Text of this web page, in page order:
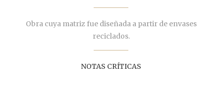
Obra cuya matriz fue diseñada a partir de envases
reciclados.
NOTAS CRÍTICAS